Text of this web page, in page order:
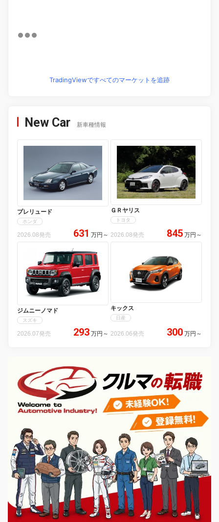
TradingViewですべてのマーケットを追跡
New Car 新車種情報
プレリュード
ホンダ
2026.08発売 631 万円 ～
ＧＲヤリス
トヨタ
2026.08発売 845 万円 ～
ジムニーノマド
スズキ
2026.07発売 293 万円 ～
キックス
日産
2026.06発売 300 万円 ～